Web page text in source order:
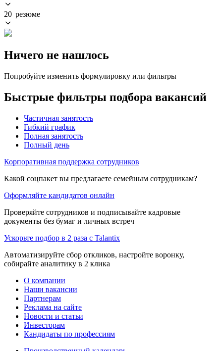
20 резюме
Ничего не нашлось
Попробуйте изменить формулировку или фильтры
Быстрые фильтры подбора вакансий
Частичная занятость
Гибкий график
Полная занятость
Полный день
Корпоративная поддержка сотрудников
Какой соцпакет вы предлагаете семейным сотрудникам?
Оформляйте кандидатов онлайн
Проверяйте сотрудников и подписывайте кадровые
документы без бумаг и личных встреч
Ускорьте подбор в 2 раза с Talantix
Автоматизируйте сбор откликов, настройте воронку,
собирайте аналитику в 2 клика
О компании
Наши вакансии
Партнерам
Реклама на сайте
Новости и статьи
Инвесторам
Кандидаты по профессиям